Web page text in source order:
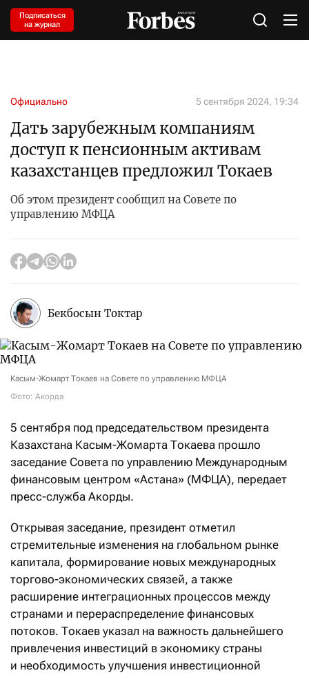
Подписаться
на журнал
Официально 5 сентября 2024, 19:34
Дать зарубежным компаниям
доступ к пенсионным активам
казахстанцев предложил Токаев
Об этом президент сообщил на Совете по
управлению МФЦА
Бекбосын Токтар
Касым-Жомарт Токаев на Совете по управлению МФЦА
Фото: Акорда
5 сентября под председательством президента
Казахстана Касым-Жомарта Токаева прошло
заседание Совета по управлению Международным
финансовым центром «Астана» (МФЦА), передает
пресс-служба Акорды.
Открывая заседание, президент отметил
стремительные изменения на глобальном рынке
капитала, формирование новых международных
торгово-экономических связей, а также
расширение интеграционных процессов между
странами и перераспределение финансовых
потоков. Токаев указал на важность дальнейшего
привлечения инвестиций в экономику страны
и необходимость улучшения инвестиционной